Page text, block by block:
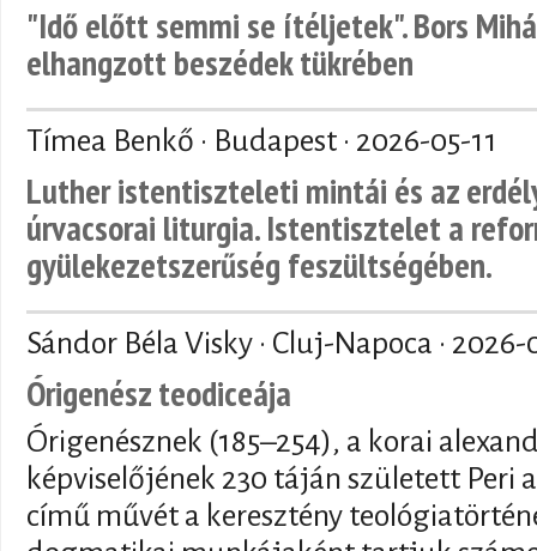
"Idő előtt semmi se ítéljetek". Bors
elhangzott beszédek tükrében
Tímea Benkő · Budapest · 2026-05-11
Luther istentiszteleti mintái és az
úrvacsorai liturgia. Istentisztelet a
gyülekezetszerűség feszültségében.
Sándor Béla Visky · Cluj-Napoca · 2026-
Órigenész teodiceája
Órigenésznek (185–254), a korai
képviselőjének 230 táján született Peri
című művét a keresztény